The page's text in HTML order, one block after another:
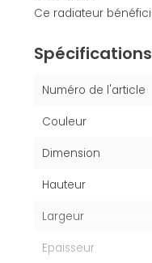
Ce radiateur
Spécifications
Numéro de l'article
Couleur
Dimension
Hauteur
Largeur
Epaisseur